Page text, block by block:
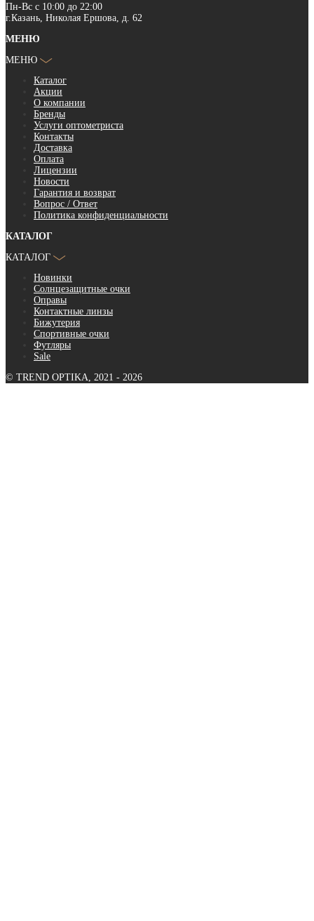
Пн-Вс с 10:00 до 22:00
г.Казань, Николая Ершова, д. 62
МЕНЮ
МЕНЮ
Каталог
Акции
О компании
Бренды
Услуги оптометриста
Контакты
Доставка
Оплата
Лицензии
Новости
Гарантия и возврат
Вопрос / Ответ
Политика конфиденциальности
КАТАЛОГ
КАТАЛОГ
Новинки
Солнцезащитные очки
Оправы
Контактные линзы
Бижутерия
Спортивные очки
Футляры
Sale
© TREND OPTIKA, 2021 - 2026